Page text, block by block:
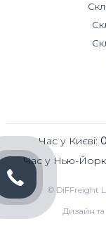
© DiFFreight
Час у Києві:
Час у Нью-
Дизайн